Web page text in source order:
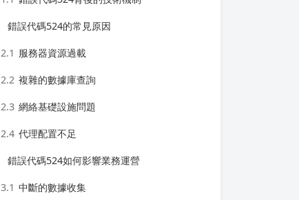
錯誤代碼524的常見原因
2.1 服務器資源過載
2.2 複雜的數據庫查詢
2.3 網絡基礎設施問題
2.4 代理配置不足
錯誤代碼524如何影響業務運營
3.1 中斷的數據收集